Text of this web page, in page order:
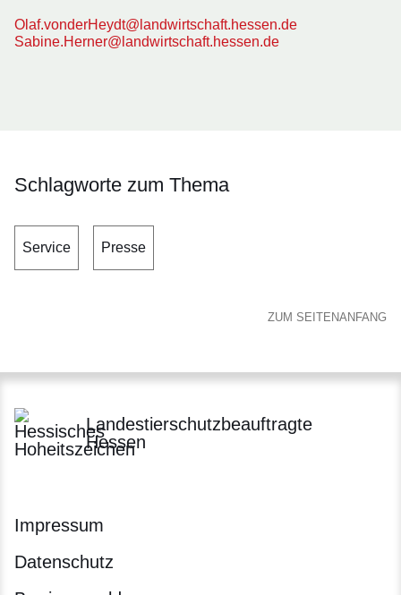
Olaf.vonderHeydt@landwirtschaft.hessen.de
Sabine.Herner@landwirtschaft.hessen.de
Schlagworte zum Thema
Service Presse
ZUM SEITENANFANG
Landestierschutzbeauftragte
Hessen
Impressum
Datenschutz